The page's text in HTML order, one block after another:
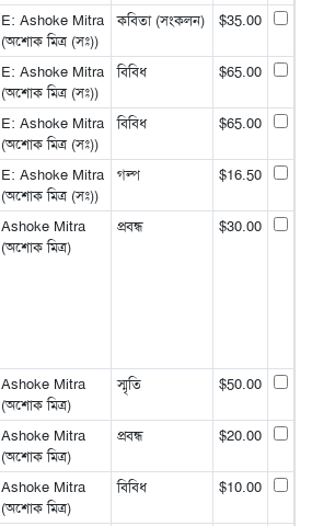
E: Ashoke Mitra
(অশোক মিত্র (সঃ))
কবিতা (সংকলন) $35.00
E: Ashoke Mitra
(অশোক মিত্র (সঃ))
বিবিধ $65.00
E: Ashoke Mitra
(অশোক মিত্র (সঃ))
বিবিধ $65.00
E: Ashoke Mitra
(অশোক মিত্র (সঃ))
গল্প $16.50
Ashoke Mitra
(অশোক মিত্র)
প্রবন্ধ $30.00
Ashoke Mitra
(অশোক মিত্র)
স্মৃতি $50.00
Ashoke Mitra
(অশোক মিত্র)
প্রবন্ধ $20.00
Ashoke Mitra
(অশোক মিত্র)
বিবিধ $10.00